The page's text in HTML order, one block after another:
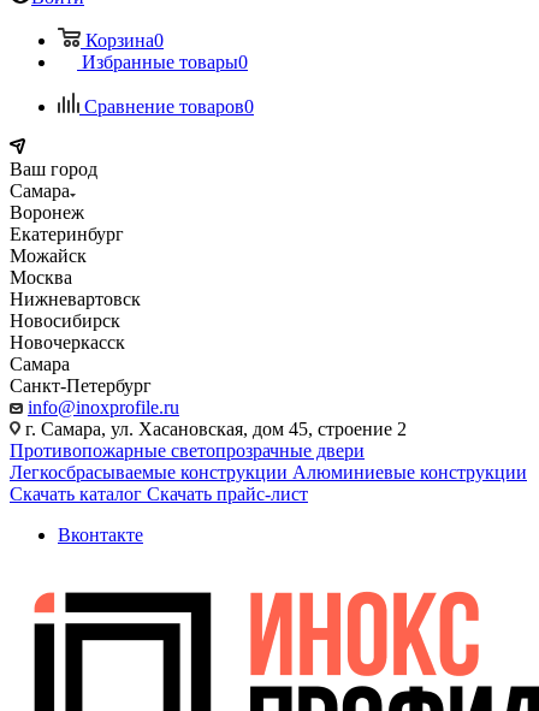
Корзина0
Избранные товары0
Сравнение товаров0
Ваш город
Самара
Воронеж
Екатеринбург
Можайск
Москва
Нижневартовск
Новосибирск
Новочеркасск
Самара
Санкт-Петербург
info@inoxprofile.ru
г. Самара, ул. Хасановская, дом 45, строение 2
Противопожарные светопрозрачные двери
Легкосбрасываемые конструкции Алюминиевые конструкции
Скачать каталог Скачать прайс-лист
Вконтакте